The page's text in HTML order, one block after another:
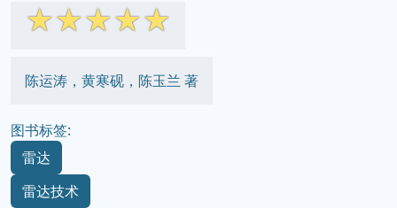
☆☆☆☆☆
陈运涛，黄寒砚，陈玉兰 著
图书标签:
雷达
雷达技术